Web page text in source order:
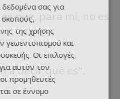
que, para mí, no es
a decir qué es".
σας για
σκοπούς,
της χρήσης
γεωεντοπισμού και
Οι επιλογές
αυτόν τον
προμηθευτές
σε έννομο